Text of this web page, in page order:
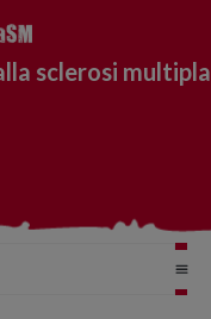
sclerosi multipla